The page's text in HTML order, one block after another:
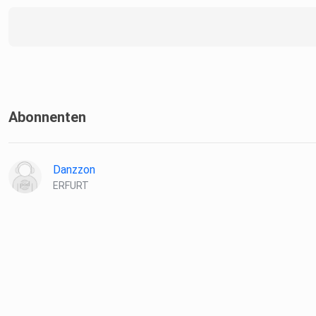
Abonnenten
Danzzon
ERFURT